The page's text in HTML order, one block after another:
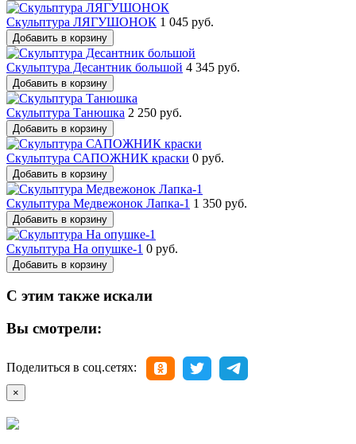
Скульптура ЛЯГУШОНОК 1 045 руб.
Добавить в корзину
Скульптура Десантник большой 4 345 руб.
Добавить в корзину
Скульптура Танюшка 2 250 руб.
Добавить в корзину
Скульптура САПОЖНИК краски 0 руб.
Добавить в корзину
Скульптура Медвежонок Лапка-1 1 350 руб.
Добавить в корзину
Скульптура На опушке-1 0 руб.
Добавить в корзину
С этим также искали
Вы смотрели:
Поделиться в соц.сетях:
×